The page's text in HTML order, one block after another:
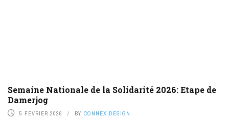
Semaine Nationale de la Solidarité 2026: Etape de
Damerjog
5 FÉVRIER 2026 BY CONNEX DESIGN